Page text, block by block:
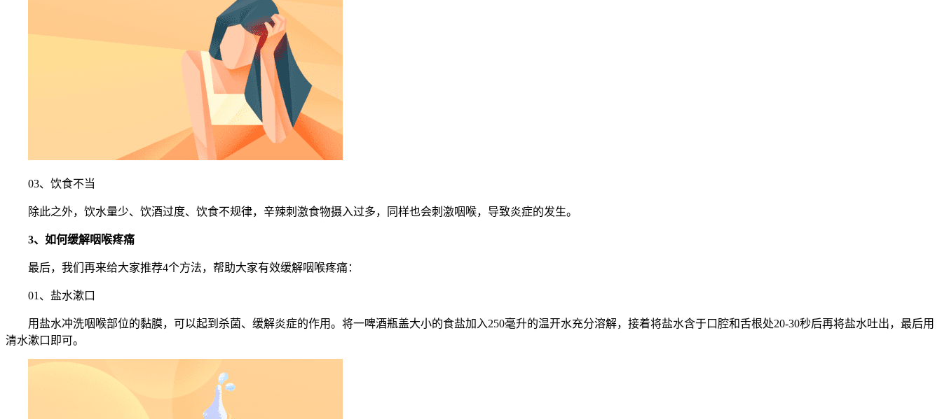
03、饮食不当
除此之外，饮水量少、饮酒过度、饮食不规律，辛辣刺激食物摄入过多，同样也会刺激咽喉，导致炎症的发生。
3、如何缓解咽喉疼痛
最后，我们再来给大家推荐4个方法，帮助大家有效缓解咽喉疼痛：
01、盐水漱口
用盐水冲洗咽喉部位的黏膜，可以起到杀菌、缓解炎症的作用。将一啤酒瓶盖大小的食盐加入250毫升的温开水充分溶解，接着将盐水含于口腔和舌根处20-30秒后再将盐水吐出，最后用
清水漱口即可。